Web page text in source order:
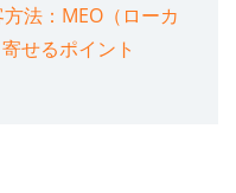
法：MEO（ローカ
せるポイント